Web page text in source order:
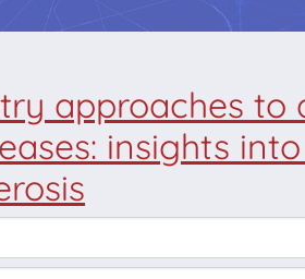
approaches to
insights